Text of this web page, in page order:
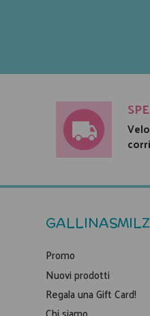
Promo
Nuovi prodotti
Regala una Gift Card!